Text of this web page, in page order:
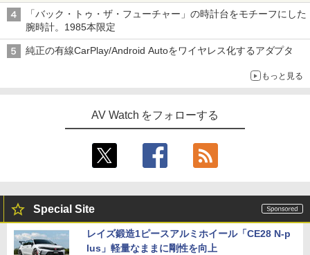
「バック・トゥ・ザ・フューチャー」の時計台をモチーフにした
腕時計。1985本限定
純正の有線CarPlay/Android Autoをワイヤレス化するアダプタ
もっと見る
AV Watch をフォローする
Special Site
レイズ鍛造1ピースアルミホイール「CE28 N-p
lus」軽量なままに剛性を向上